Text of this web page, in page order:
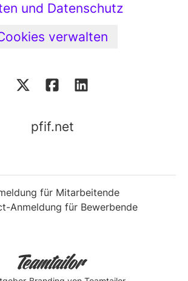
und Datenschutz
verwalten
pfif.net
für Mitarbeitende
Anmeldung für Bewerbende